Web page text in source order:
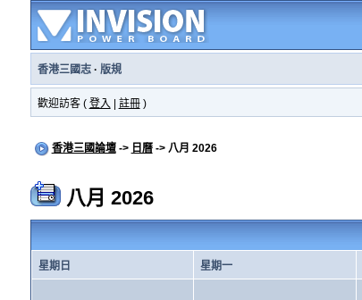
香港三國志· 版規
歡迎訪客 ( 登入 註冊)
香港三國論壇-> 日曆-> 八月 2026
八月 2026
星期日 星期一